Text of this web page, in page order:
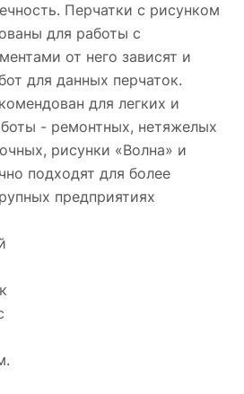
Перчатки с рисунком
для работы с
от него зависят и
для данных перчаток.
для легких и
- ремонтных, нетяжелых
рисунки «Волна» и
подходят для более
предприятиях